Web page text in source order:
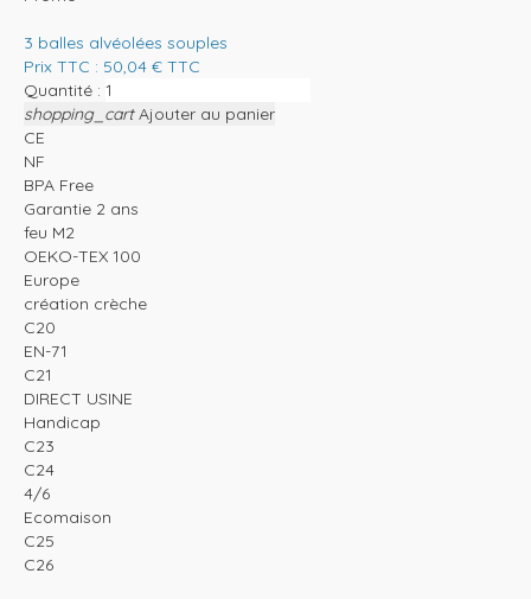
3 balles alvéolées souples
Prix TTC : 50,04 € TTC
Quantité :
shopping_cart Ajouter au panier
CE
NF
BPA Free
Garantie 2 ans
feu M2
OEKO-TEX 100
Europe
création crèche
C20
EN-71
C21
DIRECT USINE
Handicap
C23
C24
4/6
Ecomaison
C25
C26